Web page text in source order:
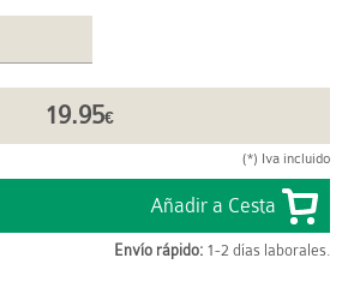
19.95€
(*) Iva incluido
Envío rápido: 1-2 días laborales.